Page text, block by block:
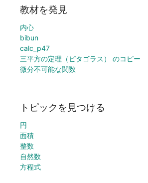
教材を発見
内心
bibun
calc_p47
三平方の定理（ピタゴラス） のコピー
微分不可能な関数
トピックを見つける
円
面積
整数
自然数
方程式